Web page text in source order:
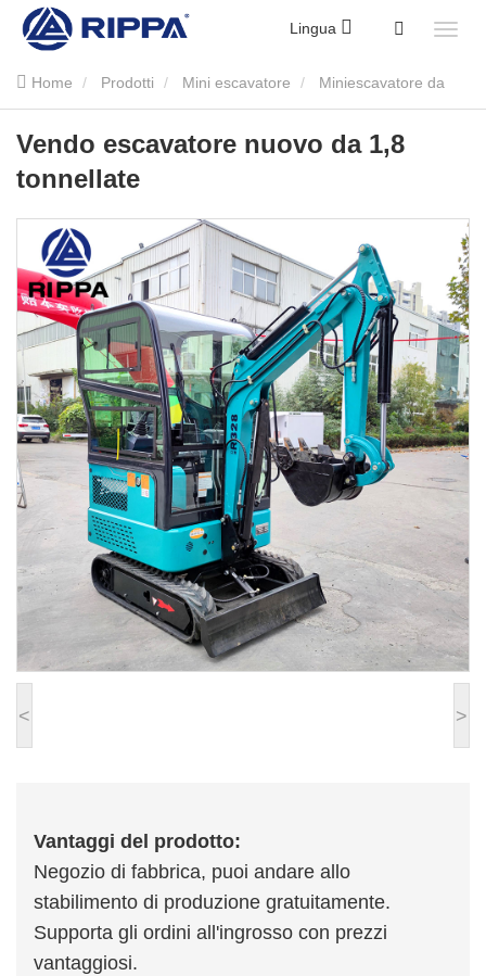
Lingua
Home Prodotti Mini escavatore Miniescavatore da
1,8 tonnellate Vendo escavatore nuovo da 1,8 tonnellate
< >
Vendo escavatore nuovo da 1,8
tonnellate
Vantaggi del prodotto:
Negozio di fabbrica, puoi andare allo
stabilimento di produzione gratuitamente.
Supporta gli ordini all'ingrosso con prezzi
vantaggiosi.